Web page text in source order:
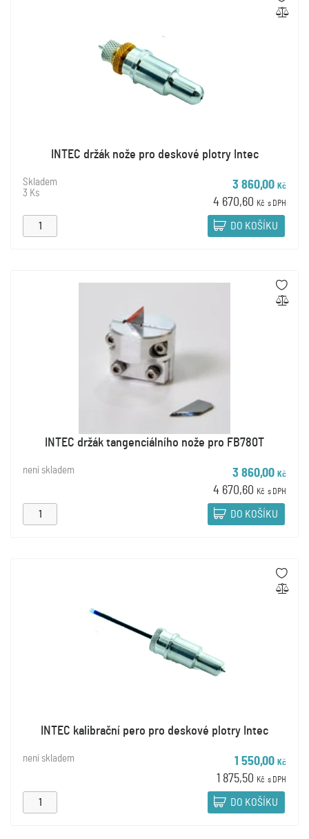
INTEC držák nože pro deskové plotry Intec
Skladem
3 Ks
3 860,00 Kč
4 670,60 Kč s DPH
DO KOŠÍKU
INTEC držák tangenciálního nože pro FB780T
není skladem 3 860,00 Kč
4 670,60 Kč s DPH
DO KOŠÍKU
INTEC kalibrační pero pro deskové plotry Intec
není skladem 1 550,00 Kč
1 875,50 Kč s DPH
DO KOŠÍKU